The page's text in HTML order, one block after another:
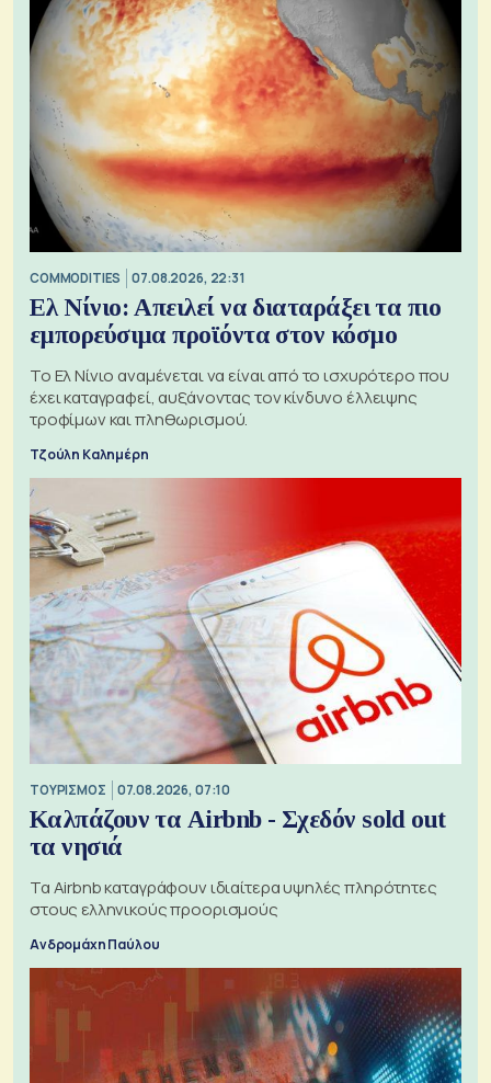
COMMODITIES 07.08.2026, 22:31
Ελ Νίνιο: Απειλεί να διαταράξει τα πιο
εμπορεύσιμα προϊόντα στον κόσμο
Το Ελ Νίνιο αναμένεται να είναι από το ισχυρότερο που
έχει καταγραφεί, αυξάνοντας τον κίνδυνο έλλειψης
τροφίμων και πληθωρισμού.
Τζούλη Καλημέρη
ΤΟΥΡΙΣΜΟΣ 07.08.2026, 07:10
Καλπάζουν τα Airbnb - Σχεδόν sold out
τα νησιά
Τα Airbnb καταγράφουν ιδιαίτερα υψηλές πληρότητες
στους ελληνικούς προορισμούς
Ανδρομάχη Παύλου